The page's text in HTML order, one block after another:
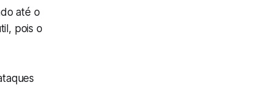
até o
pois o